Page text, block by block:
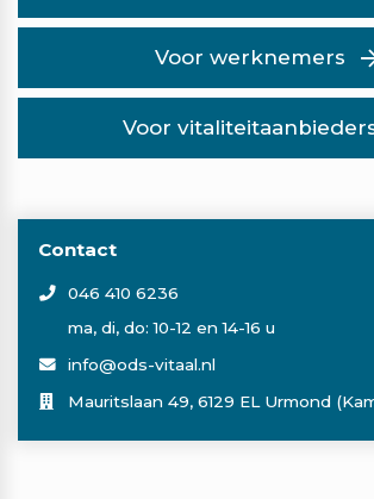
Voor werknemers
Voor
Contact
046 410 6236
ma, di, do: 10-12 en 14-16 u
info@ods-vitaal.nl
Mauritslaan 49, 6129 EL Urmond